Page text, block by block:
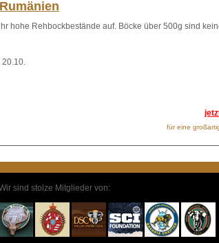
Rumänien
hohe Rehbockbestände auf. Böcke über 500g sind
20.10.
für eine
sind stolze Mitglieder von: